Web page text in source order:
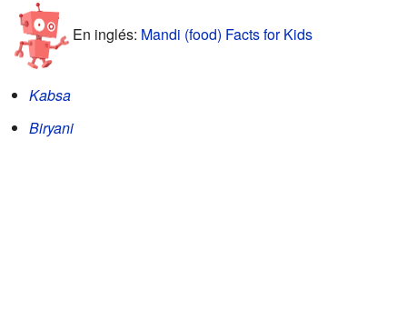
En inglés: Mandi (food) Facts for Kids
Kabsa
Biryani